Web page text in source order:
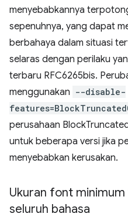
menyebabkannya
sepenuhnya, yang dapat
berbahaya dalam situasi
selaras dengan perilaku
terbaru RFC6265bis.
menggunakan --disable-
perusahaan
untuk beberapa versi jika
menyebabkan kerusakan.
Ukuran font
seluruh bahasa